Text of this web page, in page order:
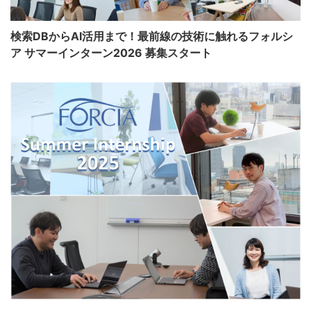
検索DBからAI活用まで！最前線の技術に触れるフォルシ
ア サマーインターン2026 募集スタート